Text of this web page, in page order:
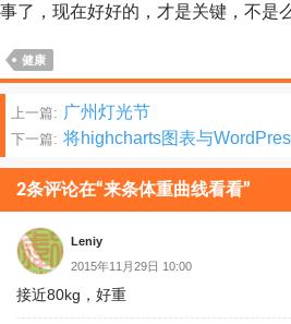
事了，现在好好的，才是关键，不是么
健康
文
章
分
页
上一篇: 广州灯光节
下一篇: 将highcharts图表与
2条评论在“来条体重曲线看看”
Leniy
2015年11月29日 10:00
接近80kg，好重